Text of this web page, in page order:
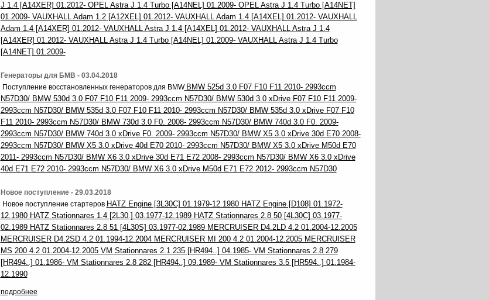
J 1.4 [A14XER] 01.2012- OPEL Astra J 1.4 Turbo [A14NEL] 01.2009- OPEL Astra J 1.4 Turbo [A14NET]
01.2009- VAUXHALL Adam 1.2 [A12XEL] 01.2012- VAUXHALL Adam 1.4 [A14XEL] 01.2012- VAUXHALL
Adam 1.4 [A14XER] 01.2012- VAUXHALL Astra J 1.4 [A14XEL] 01.2012- VAUXHALL Astra J 1.4
[A14XER] 01.2012- VAUXHALL Astra J 1.4 Turbo [A14NEL] 01.2009- VAUXHALL Astra J 1.4 Turbo
[A14NET] 01.2009-
Генераторы для БМВ - 03.04.2018
Поступление восстановленных генераторов для BMW BMW 525d 3.0 F07 F10 F11 2010- 2993ccm
N57D30/ BMW 530d 3.0 F07 F10 F11 2009- 2993ccm N57D30/ BMW 530d 3.0 xDrive F07 F10 F11 2009-
2993ccm N57D30/ BMW 535d 3.0 F07 F10 F11 2010- 2993ccm N57D30/ BMW 535d 3.0 xDrive F07 F10
F11 2010- 2993ccm N57D30/ BMW 730d 3.0 F0. 2008- 2993ccm N57D30/ BMW 740d 3.0 F0. 2009-
2993ccm N57D30/ BMW 740d 3.0 xDrive F0. 2009- 2993ccm N57D30/ BMW X5 3.0 xDrive 30d E70 2008-
2993ccm N57D30/ BMW X5 3.0 xDrive 40d E70 2010- 2993ccm N57D30/ BMW X5 3.0 xDrive M50d E70
2011- 2993ccm N57D30/ BMW X6 3.0 xDrive 30d E71 E72 2008- 2993ccm N57D30/ BMW X6 3.0 xDrive
40d E71 E72 2010- 2993ccm N57D30/ BMW X6 3.0 xDrive M50d E71 E72 2012- 2993ccm N57D30
Новое поступление - 29.03.2018
Новое поступление стартеров HATZ Engine [3L30C] 01.1979-12.1980 HATZ Engine [D108] 01.1972-
12.1980 HATZ Stationnares 1.4 [2L30.] 03.1977-12.1989 HATZ Stationnares 2.8 50 [4L30C] 03.1977-
02.1989 HATZ Stationnares 2.8 51 [4L30S] 03.1977-02.1989 MERCRUISER D4.2LD 4.2 01.2004-12.2005
MERCRUISER D4.2SD 4.2 01.1994-12.2004 MERCRUISER MI 200 4.2 01.2004-12.2005 MERCRUISER
MS 200 4.2 01.2004-12.2005 VM Stationnares 2.1 235 [HR494..] 04.1985- VM Stationnares 2.8 279
[HR494..] 01.1986- VM Stationnares 2.8 282 [HR494..] 09.1989- VM Stationnares 3.5 [HR594..] 01.1984-
12.1990
подробнее